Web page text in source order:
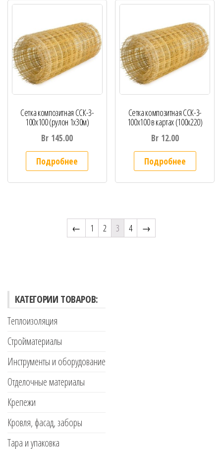
Сетка композитная ССК-3-
100х100 (рулон 1х30м)
Br 145.00
Подробнее
Сетка композитная ССК-3-
100х100 в картах (100х220)
Br 12.00
Подробнее
← 1 2 3 4 →
КАТЕГОРИИ ТОВАРОВ:
Теплоизоляция
Стройматериалы
Инструменты и оборудование
Отделочные материалы
Крепежи
Кровля, фасад, заборы
Тара и упаковка